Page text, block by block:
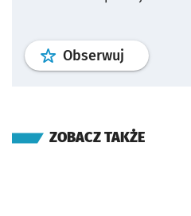
Obserwuj profil
ZOBACZ TAKŻE